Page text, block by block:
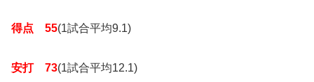
得点 55(1試合平均9.1)
安打 73(1試合平均12.1)